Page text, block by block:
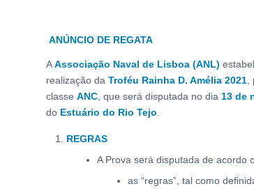
ANÚNCIO DE REGATA
AAssociação Naval de Lisboa (ANL)
realização da Troféu Rainha D. Amélia 2021,
classe ANC, que será disputada no dia 13 de
do Estuário do Rio Tejo.
REGRAS
A Prova será disputada de acordo
as “regras”, tal como